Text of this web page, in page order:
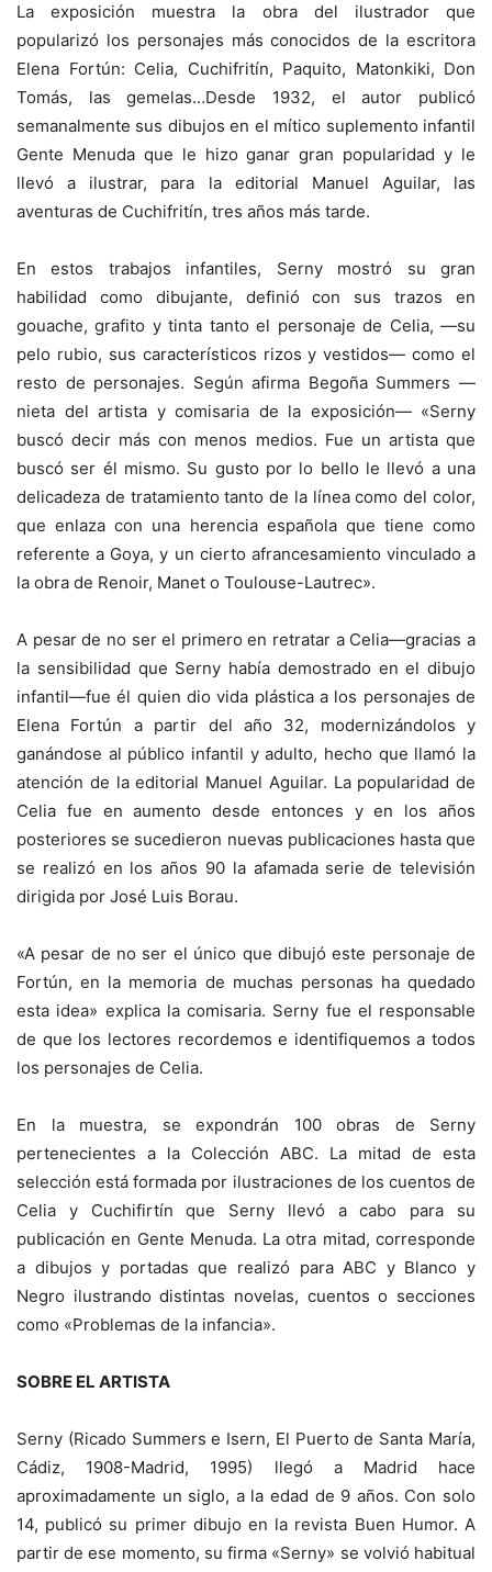
La exposición muestra la obra del ilustrador que
popularizó los personajes más conocidos de la escritora
Elena Fortún: Celia, Cuchifritín, Paquito, Matonkiki, Don
Tomás, las gemelas…Desde 1932, el autor publicó
semanalmente sus dibujos en el mítico suplemento infantil
Gente Menuda que le hizo ganar gran popularidad y le
llevó a ilustrar, para la editorial Manuel Aguilar, las
aventuras de Cuchifritín, tres años más tarde.
En estos trabajos infantiles, Serny mostró su gran
habilidad como dibujante, definió con sus trazos en
gouache, grafito y tinta tanto el personaje de Celia, —su
pelo rubio, sus característicos rizos y vestidos— como el
resto de personajes. Según afirma Begoña Summers —
nieta del artista y comisaria de la exposición— «Serny
buscó decir más con menos medios. Fue un artista que
buscó ser él mismo. Su gusto por lo bello le llevó a una
delicadeza de tratamiento tanto de la línea como del color,
que enlaza con una herencia española que tiene como
referente a Goya, y un cierto afrancesamiento vinculado a
la obra de Renoir, Manet o Toulouse-Lautrec».
A pesar de no ser el primero en retratar a Celia—gracias a
la sensibilidad que Serny había demostrado en el dibujo
infantil—fue él quien dio vida plástica a los personajes de
Elena Fortún a partir del año 32, modernizándolos y
ganándose al público infantil y adulto, hecho que llamó la
atención de la editorial Manuel Aguilar. La popularidad de
Celia fue en aumento desde entonces y en los años
posteriores se sucedieron nuevas publicaciones hasta que
se realizó en los años 90 la afamada serie de televisión
dirigida por José Luis Borau.
«A pesar de no ser el único que dibujó este personaje de
Fortún, en la memoria de muchas personas ha quedado
esta idea» explica la comisaria. Serny fue el responsable
de que los lectores recordemos e identifiquemos a todos
los personajes de Celia.
En la muestra, se expondrán 100 obras de Serny
pertenecientes a la Colección ABC. La mitad de esta
selección está formada por ilustraciones de los cuentos de
Celia y Cuchifirtín que Serny llevó a cabo para su
publicación en Gente Menuda. La otra mitad, corresponde
a dibujos y portadas que realizó para ABC y Blanco y
Negro ilustrando distintas novelas, cuentos o secciones
como «Problemas de la infancia».
SOBRE EL ARTISTA
Serny (Ricado Summers e Isern, El Puerto de Santa María,
Cádiz, 1908-Madrid, 1995) llegó a Madrid hace
aproximadamente un siglo, a la edad de 9 años. Con solo
14, publicó su primer dibujo en la revista Buen Humor. A
partir de ese momento, su firma «Serny» se volvió habitual